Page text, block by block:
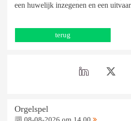
een huwelijk inzegenen en een
terug
Orgelspel
08-08-2026 om 14.00